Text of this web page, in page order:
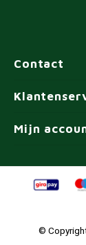
Contact
Mijn
©